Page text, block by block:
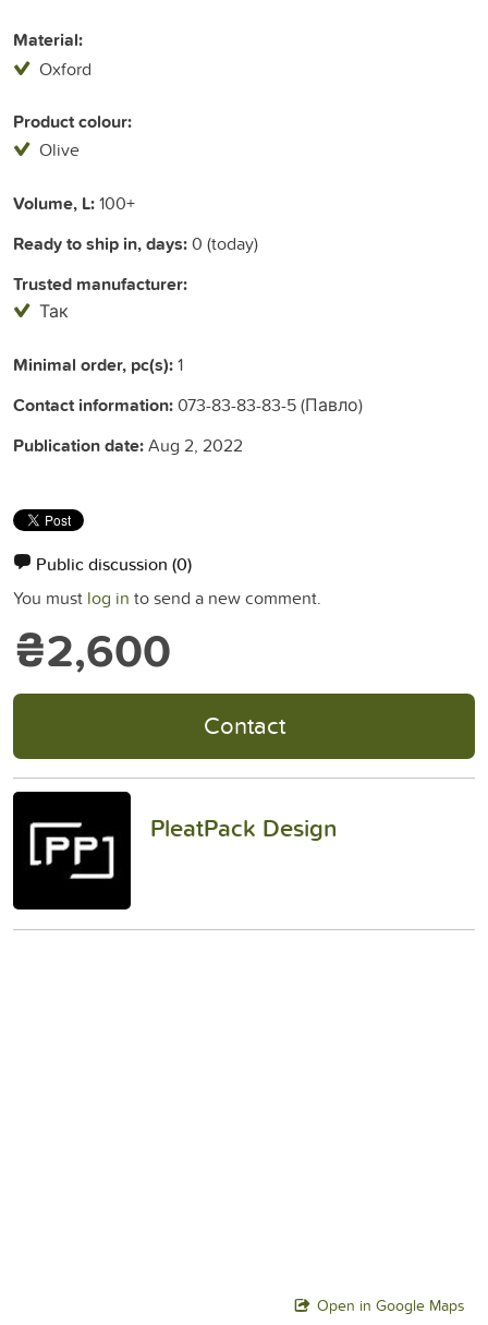
Material:
Oxford
Product colour:
Olive
Volume, L:100+
Ready to ship in, days:0 (today)
Trusted manufacturer:
Так
Minimal order, pc(s):1
Contact information:073-83-83-83-5 (Павло)
Publication date:Aug 2, 2022
Public discussion (0)
You must log in to send a new comment.
₴2,600
Contact
PleatPack Design
Open in Google Maps